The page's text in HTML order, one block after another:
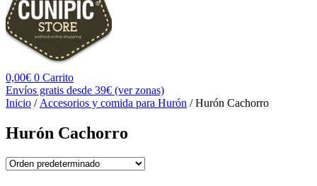
0,00€ 0 Carrito
Envíos gratis desde 39€ (ver zonas)
Inicio / Accesorios y comida para Hurón / Hurón Cachorro
Hurón Cachorro